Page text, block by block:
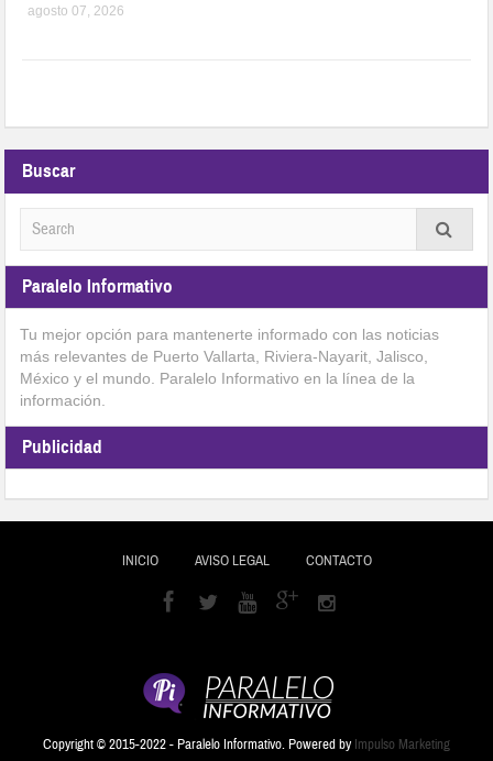
agosto 07, 2026
Buscar
Paralelo Informativo
Tu mejor opción para mantenerte informado con las noticias
más relevantes de Puerto Vallarta, Riviera-Nayarit, Jalisco,
México y el mundo. Paralelo Informativo en la línea de la
información.
Publicidad
INICIO AVISO LEGAL CONTACTO
Copyright © 2015-2022 - Paralelo Informativo. Powered by Impulso Marketing